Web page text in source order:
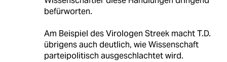
befürworten.
Am Beispiel des Virologen Streek macht T.D.
übrigens auch deutlich, wie Wissenschaft
parteipolitisch ausgeschlachtet wird.